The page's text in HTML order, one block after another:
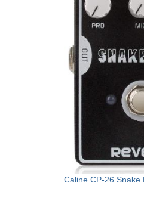
Caline CP-26 Snake